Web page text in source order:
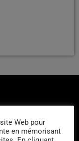
Web pour
en mémorisant